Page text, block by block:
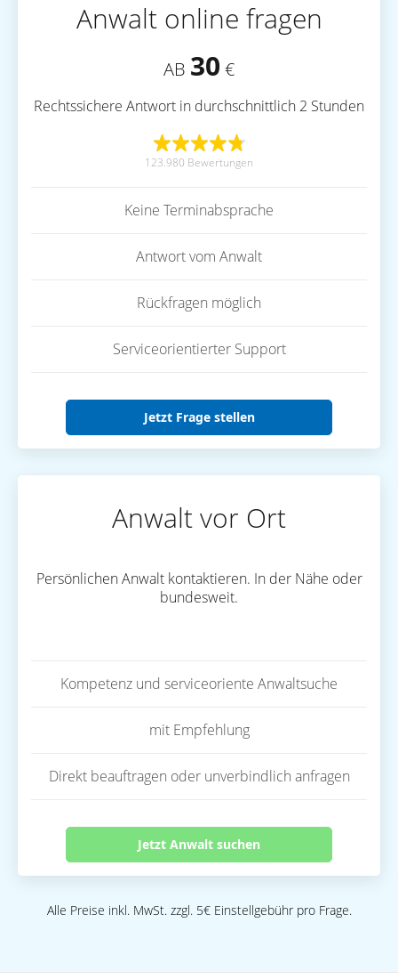
Anwalt online fragen
AB 30 €
Rechtssichere Antwort in durchschnittlich 2 Stunden
123.980 Bewertungen
Keine Terminabsprache
Antwort vom Anwalt
Rückfragen möglich
Serviceorientierter Support
Jetzt Frage stellen
Anwalt vor Ort
Persönlichen Anwalt kontaktieren. In der Nähe oder
bundesweit.
Kompetenz und serviceoriente Anwaltsuche
mit Empfehlung
Direkt beauftragen oder unverbindlich anfragen
Jetzt Anwalt suchen
Alle Preise inkl. MwSt. zzgl. 5€ Einstellgebühr pro Frage.